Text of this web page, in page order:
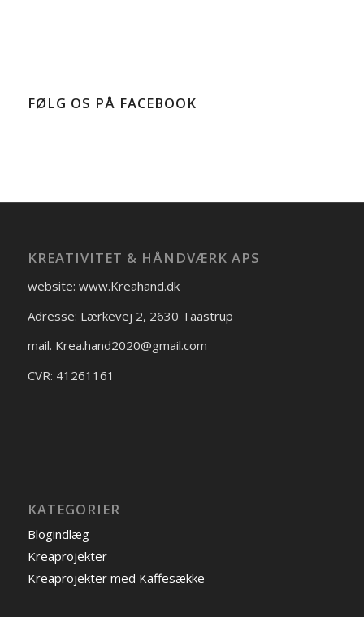
FØLG OS PÅ FACEBOOK
KREATIVITET & HÅNDVÆRK APS
website: www.Kreahand.dk
Adresse: Lærkevej 2, 2630 Taastrup
mail. Krea.hand2020@gmail.com
CVR: 41261161
KATEGORIER
Blogindlæg
Kreaprojekter
Kreaprojekter med Kaffesække